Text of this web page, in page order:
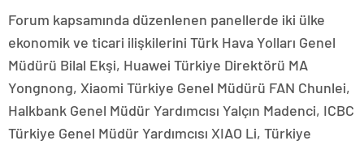
Forum kapsamında düzenlenen panellerde iki ülke
ekonomik ve ticari ilişkilerini Türk Hava Yolları Genel
Müdürü Bilal Ekşi, Huawei Türkiye Direktörü MA
Yongnong, Xiaomi Türkiye Genel Müdürü FAN Chunlei,
Halkbank Genel Müdür Yardımcısı Yalçın Madenci, ICBC
Türkiye Genel Müdür Yardımcısı XIAO Li, Türkiye